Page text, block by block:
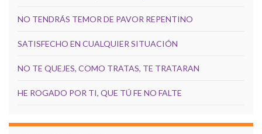
NO TENDRÁS TEMOR DE PAVOR REPENTINO
SATISFECHO EN CUALQUIER SITUACIÓN
NO TE QUEJES, COMO TRATAS, TE TRATARAN
HE ROGADO POR TI, QUE TÚ FE NO FALTE